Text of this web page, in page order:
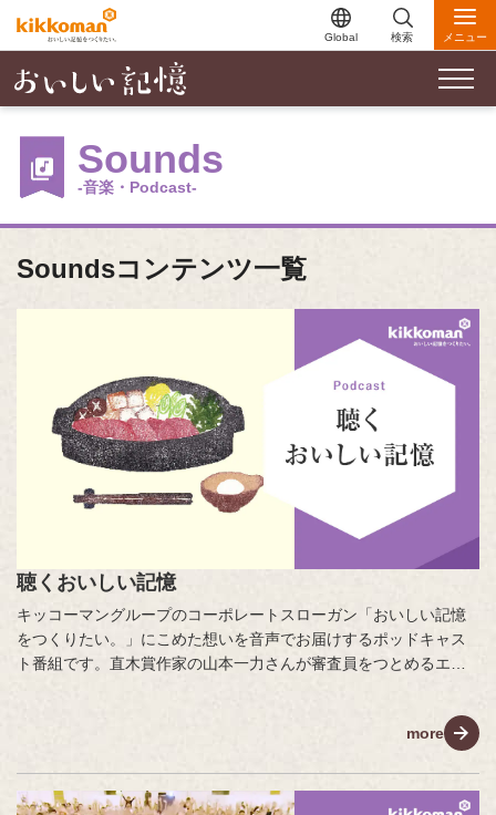
Global 検索 メニュー
Sounds
-音楽・Podcast-
Soundsコンテンツ一覧
聴くおいしい記憶
キッコーマングループのコーポレートスローガン「おいしい記憶
をつくりたい。」にこめた想いを音声でお届けするポッドキャス
ト番組です。直木賞作家の山本一力さんが審査員をつとめるエッ
ださい。」に寄せて特別に書き下ろしたエッセーを音声でお届け
more